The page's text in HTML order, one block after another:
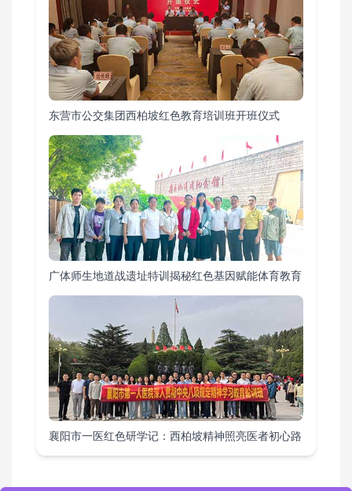
东营市公交集团西柏坡红色教育培训班开班仪式
广体师生地道战遗址特训揭秘红色基因赋能体育教育
襄阳市一医红色研学记：西柏坡精神照亮医者初心路